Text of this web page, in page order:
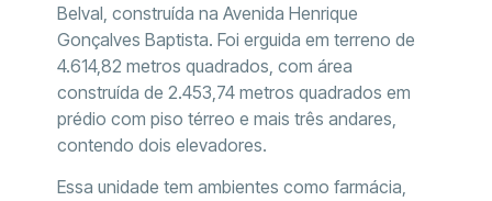
Belval, construída na Avenida Henrique
Gonçalves Baptista. Foi erguida em terreno de
4.614,82 metros quadrados, com área
construída de 2.453,74 metros quadrados em
prédio com piso térreo e mais três andares,
contendo dois elevadores.
Essa unidade tem ambientes como farmácia,